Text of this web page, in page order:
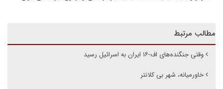
مطالب مرتبط
وقتی جنگنده‌های اف-۱۶ ایران به اسرائیل رسید
خاورمیانه، شهر بی کلانتر